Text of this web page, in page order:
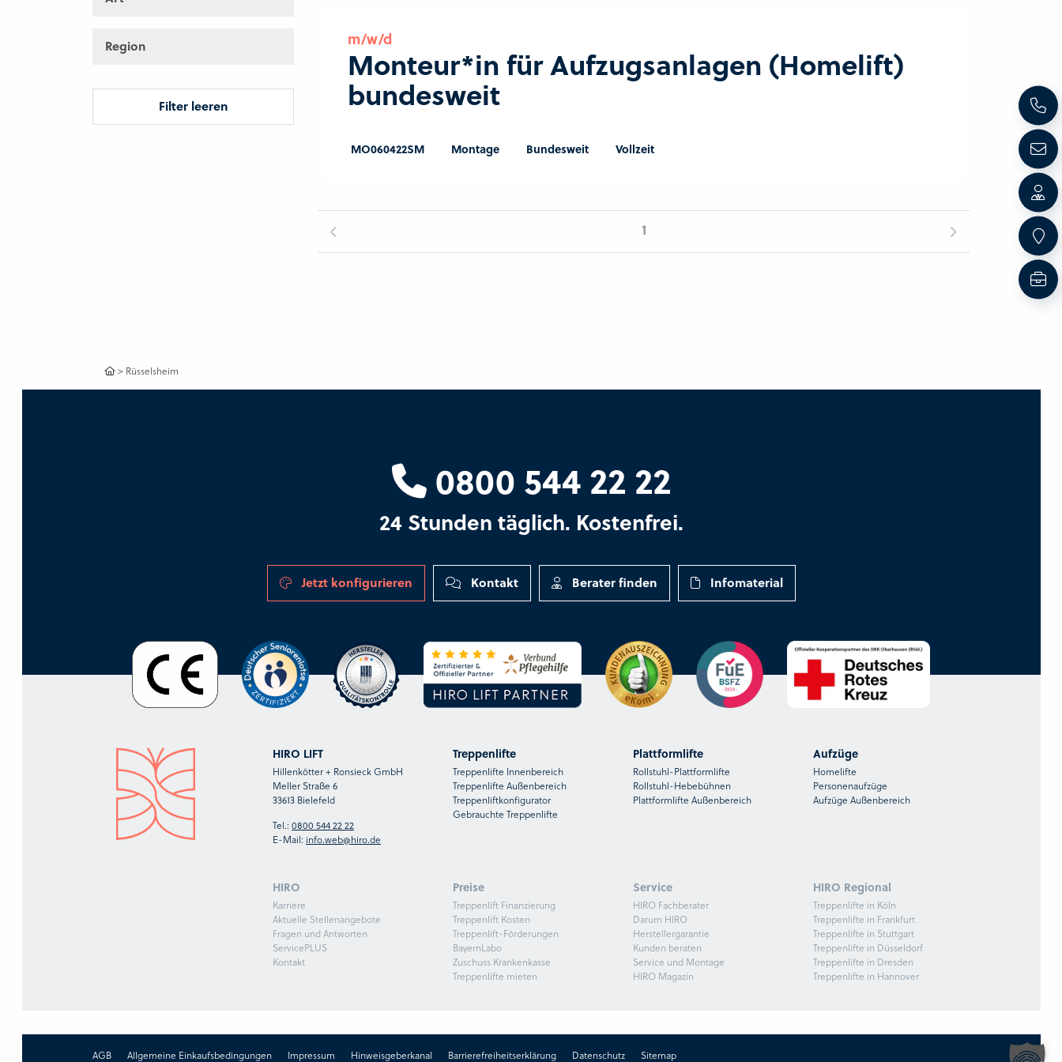
Region
Filter leeren
m/w/d
Monteur*in für Aufzugsanlagen (Homelift)
bundesweit
MO060422SM Montage Bundesweit Vollzeit
1
> Rüsselsheim
0800 544 22 22
24 Stunden täglich. Kostenfrei.
Jetzt konfigurieren Kontakt Berater finden Infomaterial
HIRO LIFT
Hillenkötter + Ronsieck GmbH
Meller Straße 6
33613 Bielefeld
Tel.: 0800 544 22 22
E-Mail: info.web@hiro.de
Treppenlifte
Treppenlifte Innenbereich
Treppenlifte Außenbereich
Treppenliftkonfigurator
Gebrauchte Treppenlifte
Plattformlifte
Rollstuhl-Plattformlifte
Rollstuhl-Hebebühnen
Plattformlifte Außenbereich
Aufzüge
Homelifte
Personenaufzüge
Aufzüge Außenbereich
HIRO
Karriere
Aktuelle Stellenangebote
Fragen und Antworten
ServicePLUS
Kontakt
Preise
Treppenlift Finanzierung
Treppenlift Kosten
Treppenlift-Förderungen
BayernLabo
Zuschuss Krankenkasse
Treppenlifte mieten
Service
HIRO Fachberater
Darum HIRO
Herstellergarantie
Kunden beraten
Service und Montage
HIRO Magazin
HIRO Regional
Treppenlifte in Köln
Treppenlifte in Frankfurt
Treppenlifte in Stuttgart
Treppenlifte in Düsseldorf
Treppenlifte in Dresden
Treppenlifte in Hannover
AGB Allgemeine Einkaufsbedingungen Impressum Hinweisgeberkanal Barrierefreiheitserklärung Datenschutz Sitemap